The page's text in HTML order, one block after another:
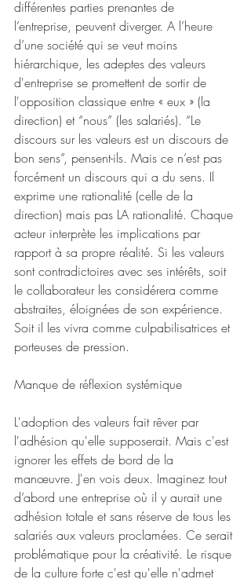
différentes parties prenantes de
l’entreprise, peuvent diverger. A l’heure
d’une société qui se veut moins
hiérarchique, les adeptes des valeurs
d'entreprise se promettent de sortir de
l'opposition classique entre « eux » (la
direction) et “nous” (les salariés). “Le
discours sur les valeurs est un discours de
bon sens”, pensent-ils. Mais ce n’est pas
forcément un discours qui a du sens. Il
exprime une rationalité (celle de la
direction) mais pas LA rationalité. Chaque
acteur interprète les implications par
rapport à sa propre réalité. Si les valeurs
sont contradictoires avec ses intérêts, soit
le collaborateur les considérera comme
abstraites, éloignées de son expérience.
Soit il les vivra comme culpabilisatrices et
porteuses de pression.
Manque de réflexion systémique
L'adoption des valeurs fait rêver par
l'adhésion qu'elle supposerait. Mais c'est
ignorer les effets de bord de la
manœuvre. J'en vois deux. Imaginez tout
d’abord une entreprise où il y aurait une
adhésion totale et sans réserve de tous les
salariés aux valeurs proclamées. Ce serait
problématique pour la créativité. Le risque
de la culture forte c'est qu'elle n'admet